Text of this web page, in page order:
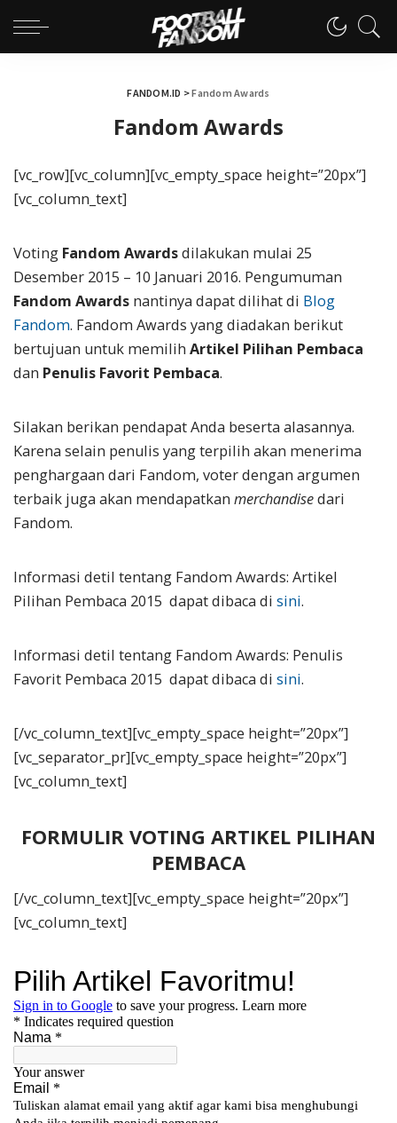
FANDOM.ID >Fandom Awards
Fandom Awards
[vc_row][vc_column][vc_empty_space height=”20px”]
[vc_column_text]
Voting Fandom Awardsdilakukan mulai 25
Desember 2015 – 10 Januari 2016. Pengumuman
Fandom Awards nantinya dapat dilihat di Blog
Fandom. Fandom Awards yang diadakan berikut
bertujuan untuk memilih Artikel Pilihan Pembaca
dan Penulis Favorit Pembaca.
Silakan berikan pendapat Anda beserta alasannya.
Karena selain penulis yang terpilih akan menerima
penghargaan dari Fandom, voter dengan argumen
terbaik juga akan mendapatkan merchandisedari
Fandom.
Informasi detil tentang Fandom Awards: Artikel
Pilihan Pembaca 2015 dapat dibaca di sini.
Informasi detil tentang Fandom Awards: Penulis
Favorit Pembaca 2015 dapat dibaca di sini.
[/vc_column_text][vc_empty_space height=”20px”]
[vc_separator_pr][vc_empty_space height=”20px”]
[vc_column_text]
FORMULIR VOTING ARTIKEL PILIHAN
PEMBACA
[/vc_column_text][vc_empty_space height=”20px”]
[vc_column_text]